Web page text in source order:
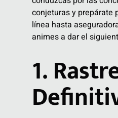
conjeturas y prepárate
línea hasta
animes a dar el
1.